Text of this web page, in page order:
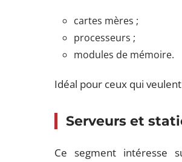
cartes mères ;
processeurs ;
modules de mémoire.
Idéal pour ceux qui
Serveurs et
Ce segment intéresse